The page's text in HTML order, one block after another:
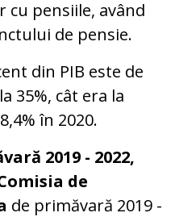
pensiile, având
de pensie.
din PIB este de
35%, cât era la
în 2020.
2019 - 2022,
de
de primăvară 2019 -